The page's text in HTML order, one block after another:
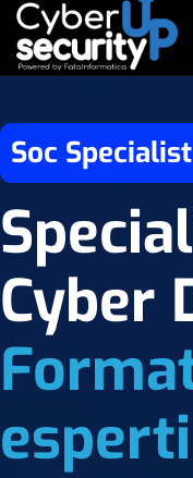
Soc
Cyber
esperti